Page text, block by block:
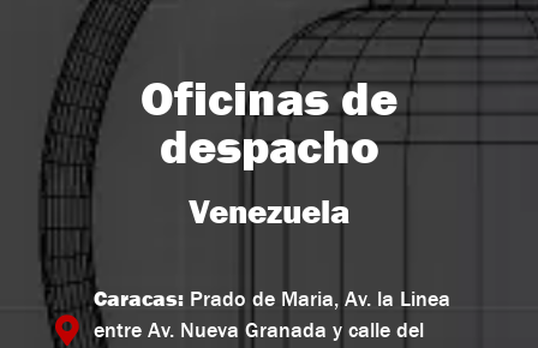
Oficinas de
despacho
Venezuela
Caracas:Prado de Maria, Av. la Linea
entre Av. Nueva Granada y calle del